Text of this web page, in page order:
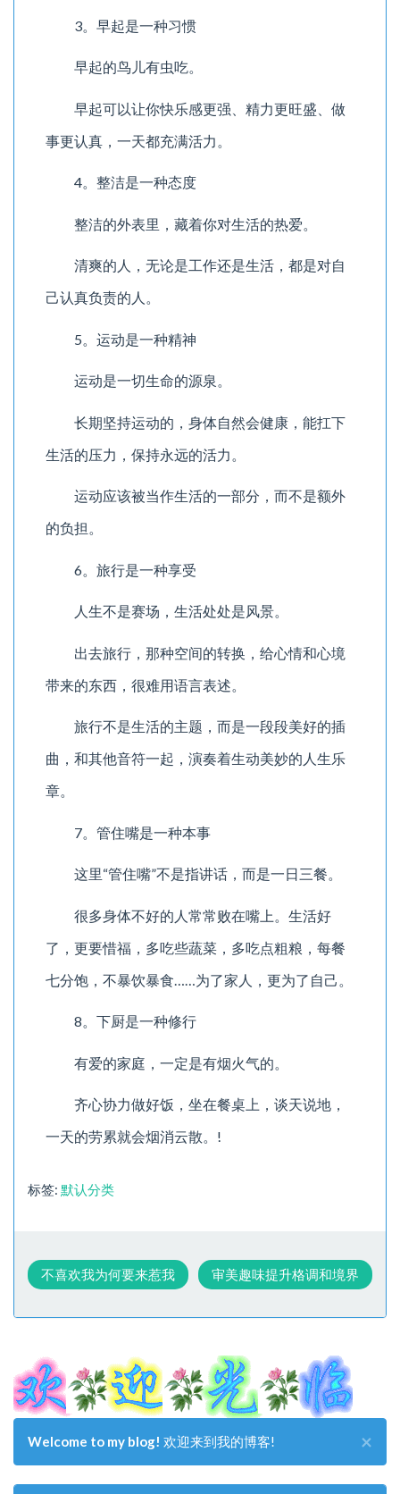
3。早起是一种习惯
早起的鸟儿有虫吃。
早起可以让你快乐感更强、精力更旺盛、做
事更认真，一天都充满活力。
4。整洁是一种态度
整洁的外表里，藏着你对生活的热爱。
清爽的人，无论是工作还是生活，都是对自
己认真负责的人。
5。运动是一种精神
运动是一切生命的源泉。
长期坚持运动的，身体自然会健康，能扛下
生活的压力，保持永远的活力。
运动应该被当作生活的一部分，而不是额外
的负担。
6。旅行是一种享受
人生不是赛场，生活处处是风景。
出去旅行，那种空间的转换，给心情和心境
带来的东西，很难用语言表述。
旅行不是生活的主题，而是一段段美好的插
曲，和其他音符一起，演奏着生动美妙的人生乐
章。
7。管住嘴是一种本事
这里“管住嘴”不是指讲话，而是一日三餐。
很多身体不好的人常常败在嘴上。生活好
了，更要惜福，多吃些蔬菜，多吃点粗粮，每餐
七分饱，不暴饮暴食……为了家人，更为了自己。
8。下厨是一种修行
有爱的家庭，一定是有烟火气的。
齐心协力做好饭，坐在餐桌上，谈天说地，
一天的劳累就会烟消云散。!
标签: 默认分类
不喜欢我为何要来惹我 审美趣味提升格调和境界
×
Welcome to my blog! 欢迎来到我的博客!